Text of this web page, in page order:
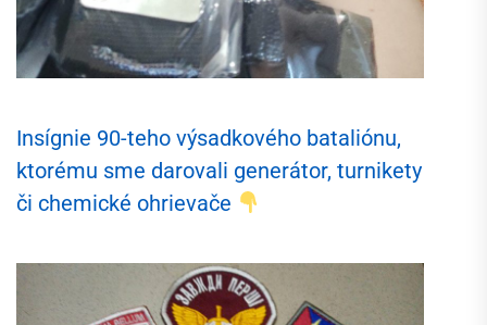
Insígnie 90-teho výsadkového bataliónu,
ktorému sme darovali generátor, turnikety
či chemické ohrievače